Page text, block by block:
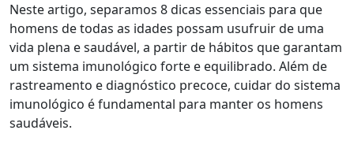
Neste artigo, separamos 8 dicas essenciais para que
homens de todas as idades possam usufruir de uma
vida plena e saudável, a partir de hábitos que garantam
um sistema imunológico forte e equilibrado. Além de
rastreamento e diagnóstico precoce, cuidar do sistema
imunológico é fundamental para manter os homens
saudáveis.